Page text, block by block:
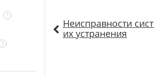
Неисправности
их устранения